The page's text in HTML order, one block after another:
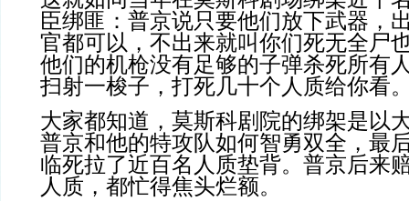
臣绑匪：普京说只要他们放下武器，
官都可以，不出来就叫你们死无全尸
他们的机枪没有足够的子弹杀死所有
扫射一梭子，打死几十个人质给你看
大家都知道，莫斯科剧院的绑架是以
普京和他的特攻队如何智勇双全，最
临死拉了近百名人质垫背。普京后来
人质，都忙得焦头烂额。